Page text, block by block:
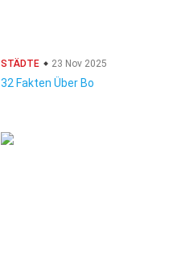
STÄDTE 23 Nov 2025
32 Fakten Über Bo